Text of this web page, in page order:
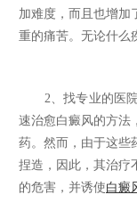
加难度，而且也增加
重的痛苦。无论什么
2、找专业的医院
速治愈白癜风的方法
药。然而，由于这些
捏造，因此，其治疗
的危害，并诱使白癜